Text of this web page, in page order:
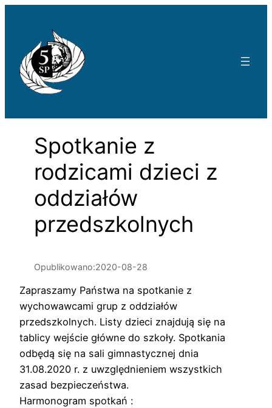
Spotkanie z
rodzicami dzieci z
oddziałów
przedszkolnych
Opublikowano:2020-08-28
Zapraszamy Państwa na spotkanie z
wychowawcami grup z oddziałów
przedszkolnych. Listy dzieci znajdują się na
tablicy wejście główne do szkoły. Spotkania
odbędą się na sali gimnastycznej dnia
31.08.2020 r. z uwzględnieniem wszystkich
zasad bezpieczeństwa.
Harmonogram spotkań :